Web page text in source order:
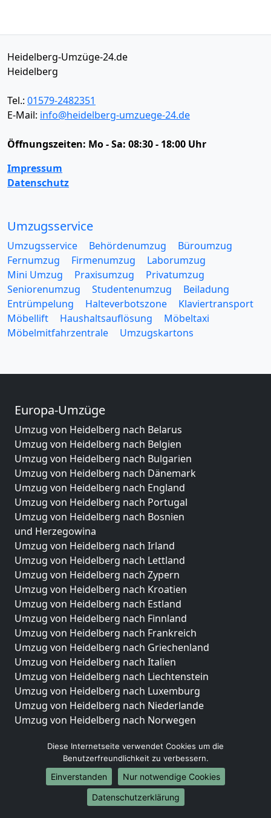
Heidelberg-Umzüge-24.de
Heidelberg
Tel.: 01579-2482351
E-Mail: info@heidelberg-umzuege-24.de
Öffnungszeiten: Mo - Sa: 08:30 - 18:00 Uhr
Impressum
Datenschutz
Umzugsservice
Umzugsservice Behördenumzug
Büroumzug
Fernumzug
Firmenumzug
Laborumzug
Mini Umzug
Praxisumzug
Privatumzug
Seniorenumzug
Studentenumzug
Beiladung
Entrümpelung
Halteverbotszone
Klaviertransport
Möbellift
Haushaltsauflösung
Möbeltaxi
Möbelmitfahrzentrale
Umzugskartons
Europa-Umzüge
Umzug von Heidelberg nach Belarus
Umzug von Heidelberg nach Belgien
Umzug von Heidelberg nach Bulgarien
Umzug von Heidelberg nach Dänemark
Umzug von Heidelberg nach England
Umzug von Heidelberg nach Portugal
Umzug von Heidelberg nach Bosnien
und Herzegowina
Umzug von Heidelberg nach Irland
Umzug von Heidelberg nach Lettland
Umzug von Heidelberg nach Zypern
Umzug von Heidelberg nach Kroatien
Umzug von Heidelberg nach Estland
Umzug von Heidelberg nach Finnland
Umzug von Heidelberg nach Frankreich
Umzug von Heidelberg nach Griechenland
Umzug von Heidelberg nach Italien
Umzug von Heidelberg nach Liechtenstein
Umzug von Heidelberg nach Luxemburg
Umzug von Heidelberg nach Niederlande
Umzug von Heidelberg nach Norwegen
Umzüge-Deutschlandweit
Umzug von Heidelberg nach Berlin
Umzug von Heidelberg nach Hamburg
Umzug von Heidelberg nach München
Umzug von Heidelberg nach Köln
Diese Internetseite verwendet Cookies um die
Benutzerfreundlichkeit zu verbessern.
Einverstanden
Nur notwendige Cookies
Datenschutzerklärung